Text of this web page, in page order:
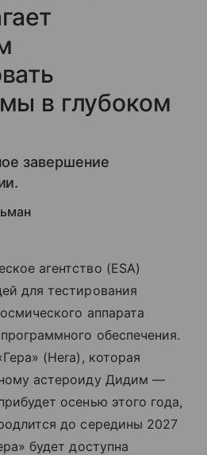
в глубоком
завершение
агентство (ESA)
для тестирования
аппарата
обеспечения.
(Hera), которая
астероиду Дидим —
осенью этого года,
до середины 2027
будет доступна